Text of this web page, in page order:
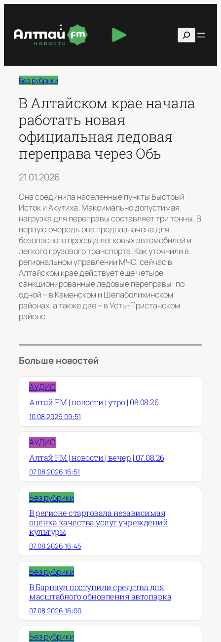
содержимому
Поиск
Без рубрики
В Алтайском крае начала
работать новая
официальная ледовая
переправа через Обь
21.01.2026
Она соединила населенные пункты Быстрый
Исток и Акутиха. Максимально допустимая
нагрузка для переправы составляет три тонны. В
первую очередь она предназначена для
безопасного проезда легковых автомобилей и
легкого грузового транспорта. Как уточнили в
региональном управлении МЧС, сейчас в
Алтайском крае действует еще четыре
санкционированные ледовые переправы: по
одной – в Каменском и Шелаболихинском
районах, а также две – в Усть-Пристанском
районе.
Больше новостей
АУДИО
Алтай FM | новости | утро | 08.08.26
10.08.2026 09:51
АУДИО
Алтай FM | новости | вечер | 07.08.26
07.08.2026 16:51
Без рубрики
В регионе стартовала независимая
оценка качества услуг учреждений
культуры
07.08.2026 16:45
Без рубрики
В Барнаул поступили средства для
масштабного обновления автопарка
07.08.2026 16:00
Без рубрики